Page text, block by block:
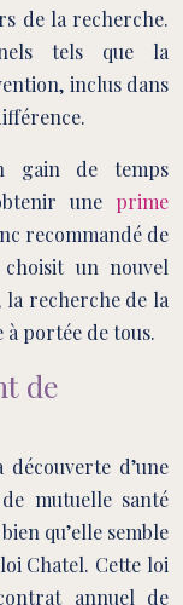
de la recherche.
tels que la
inclus dans
gain de temps
une prime
recommandé de
un nouvel
la recherche de la
à portée de tous.
de
d’une
mutuelle santé
qu’elle semble
Chatel. Cette loi
annuel de